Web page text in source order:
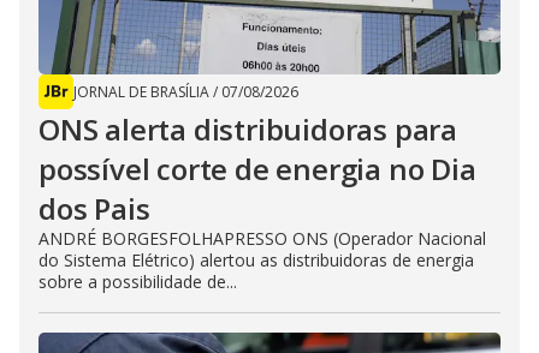
JORNAL DE BRASÍLIA/ 07/08/2026
ONS alerta distribuidoras para
possível corte de energia no Dia
dos Pais
ANDRÉ BORGESFOLHAPRESSO ONS (Operador Nacional
do Sistema Elétrico) alertou as distribuidoras de energia
sobre a possibilidade de...